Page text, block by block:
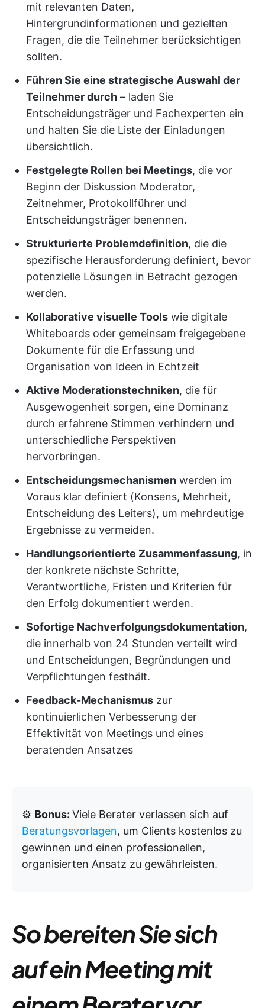
mit relevanten Daten,
Hintergrundinformationen und gezielten
Fragen, die die Teilnehmer berücksichtigen
sollten.
Führen Sie eine strategische Auswahl der
Teilnehmer durch – laden Sie
Entscheidungsträger und Fachexperten ein
und halten Sie die Liste der Einladungen
übersichtlich.
Festgelegte Rollen bei Meetings, die vor
Beginn der Diskussion Moderator,
Zeitnehmer, Protokollführer und
Entscheidungsträger benennen.
Strukturierte Problemdefinition, die die
spezifische Herausforderung definiert, bevor
potenzielle Lösungen in Betracht gezogen
werden.
Kollaborative visuelle Tools wie digitale
Whiteboards oder gemeinsam freigegebene
Dokumente für die Erfassung und
Organisation von Ideen in Echtzeit
Aktive Moderationstechniken, die für
Ausgewogenheit sorgen, eine Dominanz
durch erfahrene Stimmen verhindern und
unterschiedliche Perspektiven
hervorbringen.
Entscheidungsmechanismen werden im
Voraus klar definiert (Konsens, Mehrheit,
Entscheidung des Leiters), um mehrdeutige
Ergebnisse zu vermeiden.
Handlungsorientierte Zusammenfassung, in
der konkrete nächste Schritte,
Verantwortliche, Fristen und Kriterien für
den Erfolg dokumentiert werden.
Sofortige Nachverfolgungsdokumentation,
die innerhalb von 24 Stunden verteilt wird
und Entscheidungen, Begründungen und
Verpflichtungen festhält.
Feedback-Mechanismus zur
kontinuierlichen Verbesserung der
Effektivität von Meetings und eines
beratenden Ansatzes
⚙️ Bonus: Viele Berater verlassen sich auf
Beratungsvorlagen, um Clients kostenlos zu
gewinnen und einen professionellen,
organisierten Ansatz zu gewährleisten.
So bereiten Sie sich
auf ein Meeting mit